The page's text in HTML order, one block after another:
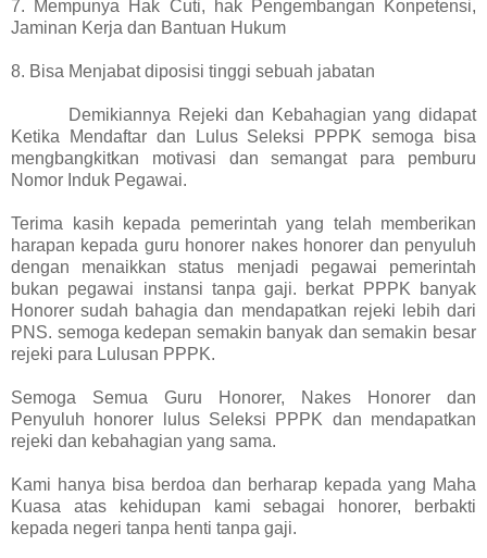
7. Mempunya Hak Cuti, hak Pengembangan Konpetensi,
Jaminan Kerja dan Bantuan Hukum
8. Bisa Menjabat diposisi tinggi sebuah jabatan
Demikiannya Rejeki dan Kebahagian yang didapat
Ketika Mendaftar dan Lulus Seleksi PPPK semoga bisa
mengbangkitkan motivasi dan semangat para pemburu
Nomor Induk Pegawai.
Terima kasih kepada pemerintah yang telah memberikan
harapan kepada guru honorer nakes honorer dan penyuluh
dengan menaikkan status menjadi pegawai pemerintah
bukan pegawai instansi tanpa gaji. berkat PPPK banyak
Honorer sudah bahagia dan mendapatkan rejeki lebih dari
PNS. semoga kedepan semakin banyak dan semakin besar
rejeki para Lulusan PPPK.
Semoga Semua Guru Honorer, Nakes Honorer dan
Penyuluh honorer lulus Seleksi PPPK dan mendapatkan
rejeki dan kebahagian yang sama.
Kami hanya bisa berdoa dan berharap kepada yang Maha
Kuasa atas kehidupan kami sebagai honorer, berbakti
kepada negeri tanpa henti tanpa gaji.